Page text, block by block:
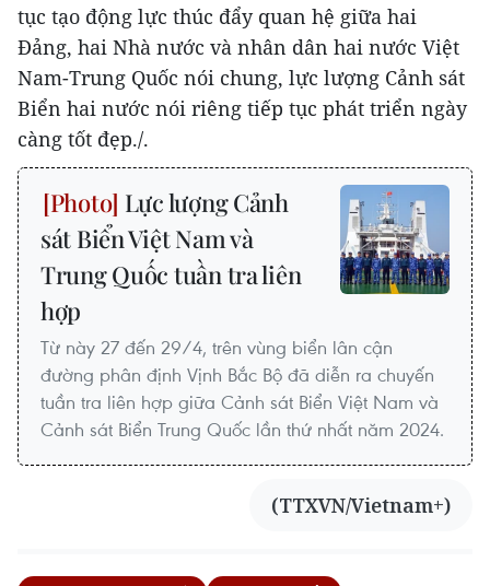
tục tạo động lực thúc đẩy quan hệ giữa hai
Đảng, hai Nhà nước và nhân dân hai nước Việt
Nam-Trung Quốc nói chung, lực lượng Cảnh sát
Biển hai nước nói riêng tiếp tục phát triển ngày
càng tốt đẹp./.
Lực lượng Cảnh
sát Biển Việt Nam và
Trung Quốc tuần tra liên
hợp
Từ này 27 đến 29/4, trên vùng biển lân cận
đường phân định Vịnh Bắc Bộ đã diễn ra chuyến
tuần tra liên hợp giữa Cảnh sát Biển Việt Nam và
Cảnh sát Biển Trung Quốc lần thứ nhất năm 2024.
(TTXVN/Vietnam+)